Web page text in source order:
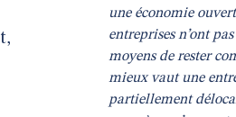
une économie
entreprises n’ont pas
moyens de rester
mieux vaut une
partiellement